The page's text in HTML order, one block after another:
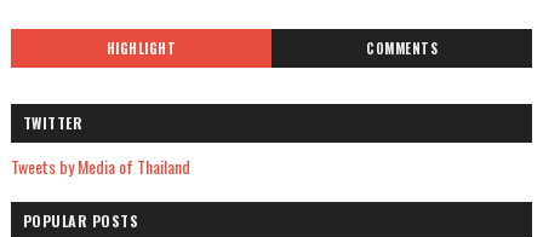
HIGHLIGHT COMMENTS
TWITTER
Tweets by Media of Thailand
POPULAR POSTS